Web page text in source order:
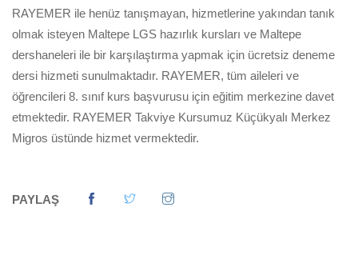
RAYEMER ile henüz tanışmayan, hizmetlerine yakından tanık
olmak isteyen Maltepe LGS hazırlık kursları ve Maltepe
dershaneleri ile bir karşılaştırma yapmak için ücretsiz deneme
dersi hizmeti sunulmaktadır. RAYEMER, tüm aileleri ve
öğrencileri 8. sınıf kurs başvurusu için eğitim merkezine davet
etmektedir. RAYEMER Takviye Kursumuz Küçükyalı Merkez
Migros üstünde hizmet vermektedir.
PAYLAŞ